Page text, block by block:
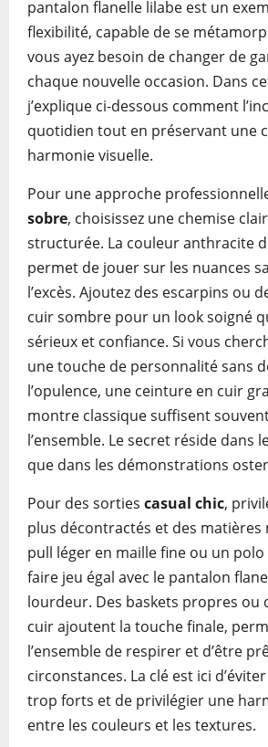
pantalon flanelle lilabe est un
flexibilité, capable de se
vous ayez besoin de changer de
chaque nouvelle occasion. Dans
j’explique ci-dessous comment
quotidien tout en préservant une
harmonie visuelle.
Pour une approche
sobre, choisissez une chemise
structurée. La couleur anthracite
permet de jouer sur les nuances
l’excès. Ajoutez des escarpins ou
cuir sombre pour un look soigné
sérieux et confiance. Si vous
une touche de personnalité sans
l’opulence, une ceinture en cuir
montre classique suffisent
l’ensemble. Le secret réside dans
que dans les démonstrations
Pour des sorties casual chic,
plus décontractés et des matières
pull léger en maille fine ou un
faire jeu égal avec le pantalon
lourdeur. Des baskets propres ou
cuir ajoutent la touche finale,
l’ensemble de respirer et d’être
circonstances. La clé est ici
trop forts et de privilégier une
entre les couleurs et les textures.